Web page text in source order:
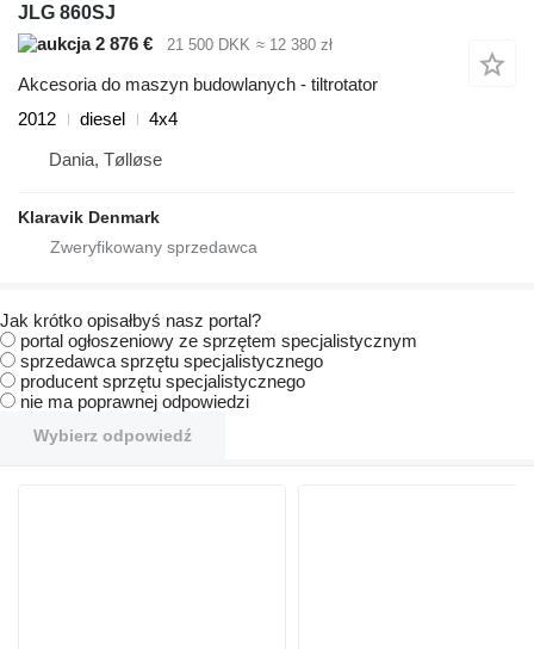
JLG 860SJ
2 876 €
21 500 DKK ≈ 12 380 zł
Akcesoria do maszyn budowlanych - tiltrotator
2012
diesel
4x4
Dania, Tølløse
Klaravik Denmark
Jak krótko opisałbyś nasz portal?
portal ogłoszeniowy ze sprzętem specjalistycznym
sprzedawca sprzętu specjalistycznego
producent sprzętu specjalistycznego
nie ma poprawnej odpowiedzi
Wybierz odpowiedź